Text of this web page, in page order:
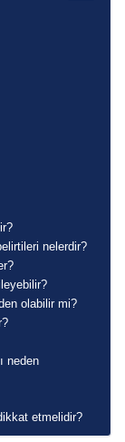
nelerdir?
olabilir mi?
neden
etmelidir?